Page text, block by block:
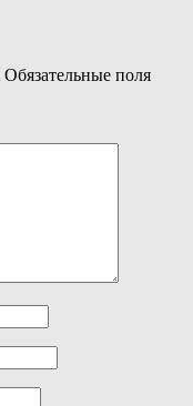
Обязательные поля